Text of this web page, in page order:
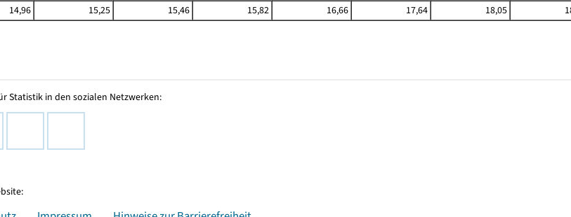
14,96 15,25 15,46 15,82 16,66 17,64 18,05
Statistik in den sozialen Netzwerken: